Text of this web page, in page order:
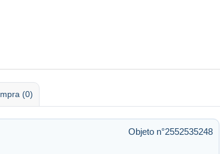
(0)
Objeto n°2552535248